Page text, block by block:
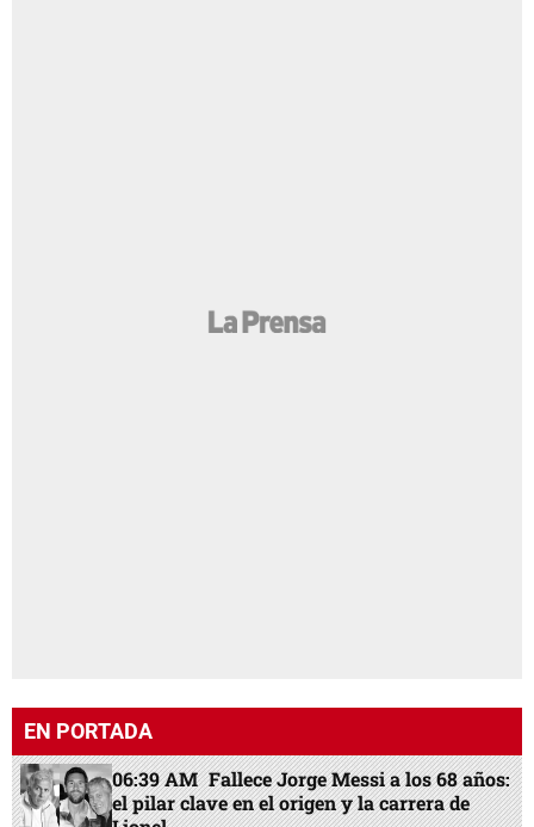
EN PORTADA
06:39 AM Fallece Jorge Messi a los 68 años:
el pilar clave en el origen y la carrera de